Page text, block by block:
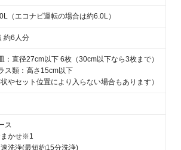
（エコナビ運転の場合は約6.0L）
約6人分
：直径27cm以下 6枚（30cm以下なら3枚まで）
ス類：高さ15cm以下
状やセット位置により入らない場合もあります）
ス
まかせ※1
速洗浄(最短約15分洗浄)